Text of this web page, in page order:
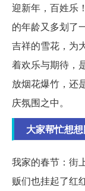
迎新年，百姓乐
的年龄又多划了
吉祥的雪花，为
着欢乐与期待，
放烟花爆竹，还
庆氛围之中。
大家帮忙想
我家的春节：街
贩们也挂起了红